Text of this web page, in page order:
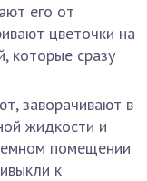
его от
цветочки на
которые сразу
заворачивают в
жидкости и
помещении
к